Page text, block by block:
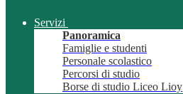
Servizi
Panoramica
Famiglie e studenti
Personale scolastico
Percorsi di studio
Borse di studio Liceo Lioy